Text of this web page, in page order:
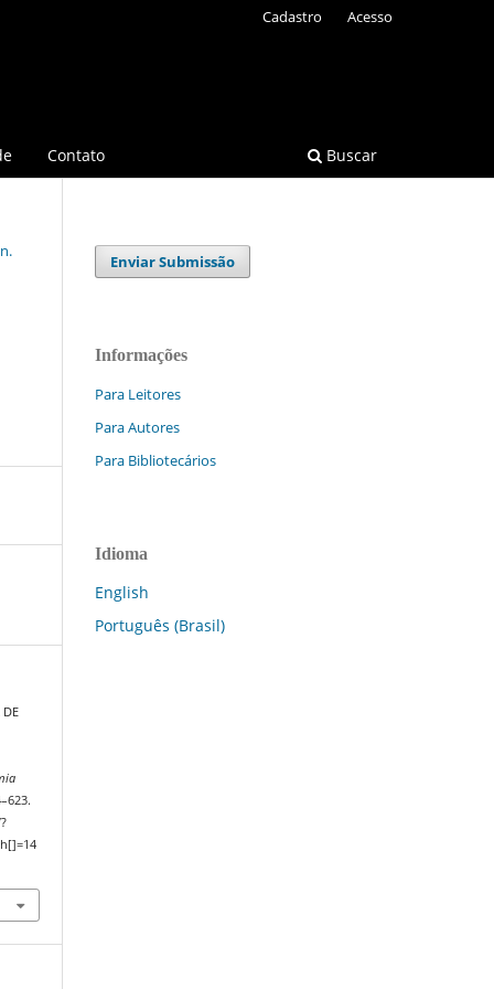
Contato Buscar
Cadastro Acesso
Enviar Submissão
Informações
Para Leitores
Para Autores
Para Bibliotecários
Idioma
English
Português (Brasil)